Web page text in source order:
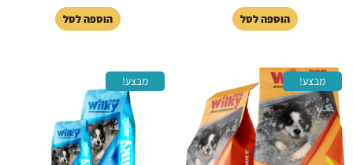
הוספה לסל הוספה לסל
מבצע!
המחיר
המקורי
היה:
299.00 ₪.
הוא:
249.00 ₪.
מבצע!
המקורי
היה:
319.00 ₪.